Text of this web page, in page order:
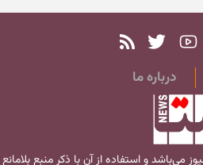
درباره ما
می‌باشد و استفاده از آن با ذکر منبع